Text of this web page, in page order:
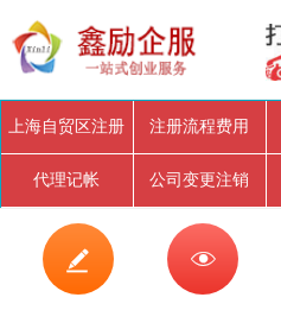
上海自贸区注册 注册流程费用
代理记帐 公司变更注销
 